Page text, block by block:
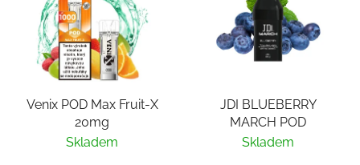
Venix POD Max Fruit-X
20mg
Skladem
JDI BLUEBERRY
MARCH POD
Skladem